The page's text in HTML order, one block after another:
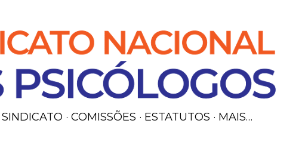
COMISSÕES ESTATUTOS MAIS…